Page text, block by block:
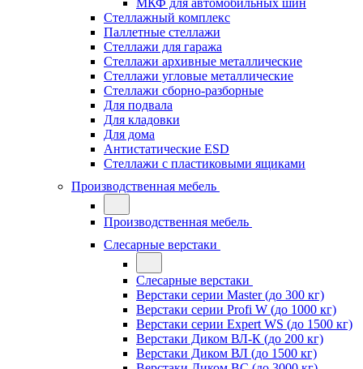
МКФ для автомобильных шин
Стеллажный комплекс
Паллетные стеллажи
Стеллажи для гаража
Стеллажи архивные металлические
Стеллажи угловые металлические
Стеллажи сборно-разборные
Для подвала
Для кладовки
Для дома
Антистатические ESD
Стеллажи с пластиковыми ящиками
Производственная мебель
Производственная мебель
Слесарные верстаки
Слесарные верстаки
Верстаки серии Master (до 300 кг)
Верстаки серии Profi W (до 1000 кг)
Верстаки серии Expert WS (до 1500 кг)
Верстаки Диком ВЛ-К (до 200 кг)
Верстаки Диком ВЛ (до 1500 кг)